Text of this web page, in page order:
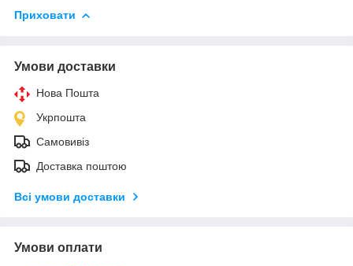
Приховати
Умови доставки
Нова Пошта
Укрпошта
Самовивіз
Доставка поштою
Всі умови доставки
Умови оплати